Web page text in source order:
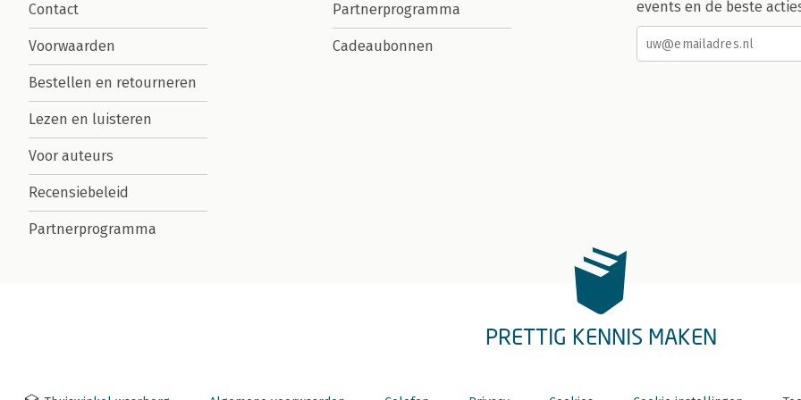
Contact
Voorwaarden
Bestellen en retourneren
Lezen en luisteren
Voor auteurs
Recensiebeleid
Partnerprogramma
Partnerprogramma
Cadeaubonnen
events en de beste
PRETTIG KENNIS MAKEN